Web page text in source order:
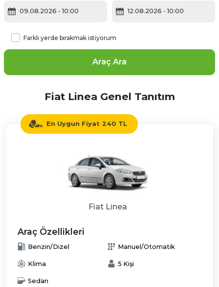
09.08.2026 - 10:00 12.08.2026 - 10:00
Araç Ara
Farklı yerde bırakmak istiyorum
Fiat Linea Genel Tanıtım
En Uygun Fiyat 240 TL
Fiat Linea
Araç Özellikleri
Benzin/Dizel Manuel/Otomatik
Klima 5 Kişi
Sedan